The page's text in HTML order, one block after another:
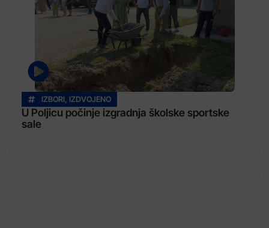
IZBORI IZDVOJENO
U Poljicu počinje izgradnja školske sportske
sale